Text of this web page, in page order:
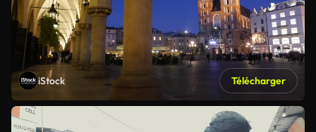
iStock Télécharger